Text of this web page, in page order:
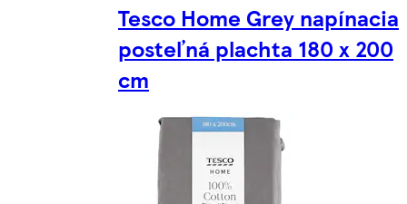
Tesco Home Grey napínacia
posteľná plachta 180 x 200
cm